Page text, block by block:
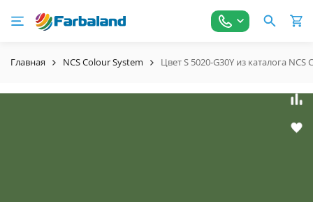
Главная NCS Colour System Цвет S 5020-G30Y из каталога NCS